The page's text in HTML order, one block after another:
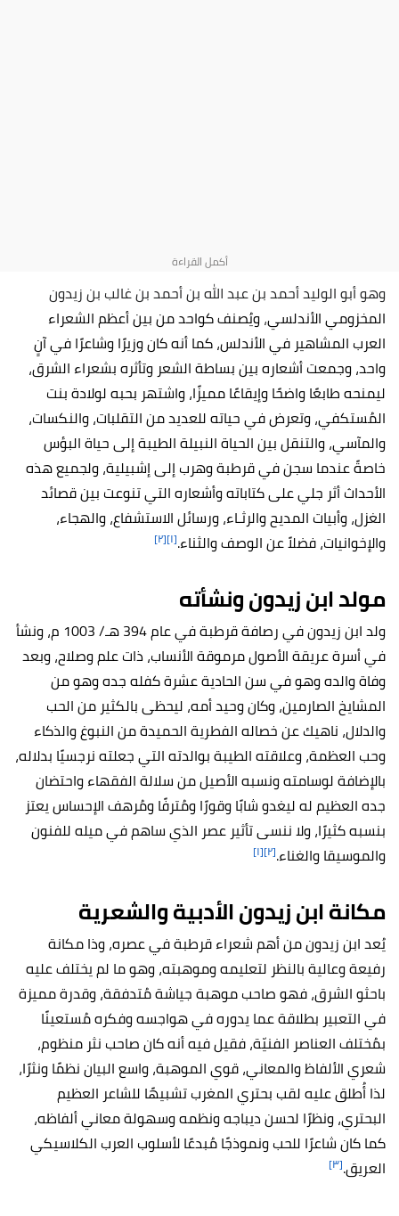
وهو أبو الوليد أحمد بن عبد الله بن أحمد بن غالب بن زيدون
المخزومي الأندلسي،ويُصنف كواحد من بين أعظم الشعراء
العرب المشاهير في الأندلس، كما أنه كان وزيرًا وشاعرًا في آنٍ
واحد، وجمعت أشعاره بين بساطة الشعر وتأثره بشعراء الشرق،
ليمنحه طابعًا واضحًا وإيقاعًا مميزًا، واشتهر بحبه لولادة بنت
المُستكفي، وتعرض في حياته للعديد من التقلبات، والنكسات،
والمآسي، والتنقل بين الحياة النبيلة الطيبة إلى حياة البؤس
خاصةً عندما سجن في قرطبة وهرب إلى إشبيلية، ولجميع هذه
الأحداث أثر جلي على كتاباته وأشعاره التي تنوعت بين قصائد
الغزل، وأبيات المديح والرثـاء، ورسائل الاستشفاع، والهجاء،
والإخوانيات، فضلاً عن الوصف والثناء.[١] [٢]
مولد ابن زيدون ونشأته
ولد ابن زيدون في رصافة قرطبة في عام 394 هـ/ 1003 م، ونشأ
في أسرة عريقة الأصول مرموقة الأنساب، ذات علم وصلاح، وبعد
وفاة والده وهو في سن الحادية عشرة كفله جده وهو من
المشايخ الصارمين، وكان وحيد أمه، ليحظى بالكثير من الحب
والدلال، ناهيك عن خصاله الفطرية الحميدة من النبوغ والذكاء
وحب العظمة، وعلاقته الطيبة بوالدته التي جعلته نرجسيًا بدلاله،
بالإضافة لوسامته ونسبه الأصيل من سلالة الفقهاء واحتضان
جده العظيم له ليغدو شابًا وقورًا ومُترفًا ومُرهف الإحساس يعتز
بنسبه كثيرًا، ولا ننسى تأثير عصر الذي ساهم في ميله للفنون
والموسيقا والغناء.[٢] [١]
مكانة ابن زيدون الأدبية والشعرية
يُعد ابن زيدون من أهم شعراء قرطبة في عصره، وذا مكانة
رفيعة وعالية بالنظر لتعليمه وموهبته، وهو ما لم يختلف عليه
باحثو الشرق، فهو صاحب موهبة جياشة مُتدفقة، وقدرة مميزة
في التعبير بطلاقة عما يدوره في هواجسه وفكره مُستعينًا
بمُختلف العناصر الفنيّة، فقيل فيه أنه كان صاحب نثر منظوم،
شعري الألفاظ والمعاني، قوي الموهبة، واسع البيان نظمًا ونثرًا،
لذا أُطلق عليه لقب بحتري المغرب تشبيهًا للشاعر العظيم
البحتري، ونظرًا لحسن ديباجه ونظمه وسهولة معاني ألفاظه،
كما كان شاعرًا للحب ونموذجًا مُبدعًا لأسلوب العرب الكلاسيكي
العريق.[٣]